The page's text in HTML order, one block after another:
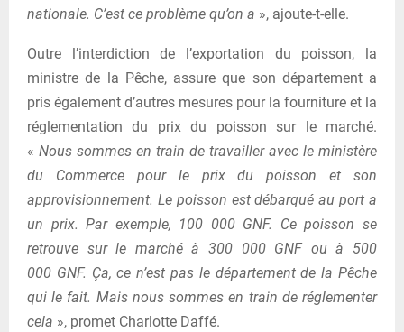
nationale. C’est ce problème qu’on a », ajoute-t-elle.
Outre l’interdiction de l’exportation du poisson, la
ministre de la Pêche, assure que son département a
pris également d’autres mesures pour la fourniture et la
réglementation du prix du poisson sur le marché.
« Nous sommes en train de travailler avec le ministère
du Commerce pour le prix du poisson et son
approvisionnement. Le poisson est débarqué au port a
un prix. Par exemple, 100 000 GNF. Ce poisson se
retrouve sur le marché à 300 000 GNF ou à 500
000 GNF. Ça, ce n’est pas le département de la Pêche
qui le fait. Mais nous sommes en train de réglementer
cela », promet Charlotte Daffé.